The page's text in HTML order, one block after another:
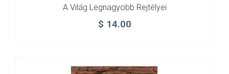
A Világ Legnagyobb Rejtélyei
$ 14.00